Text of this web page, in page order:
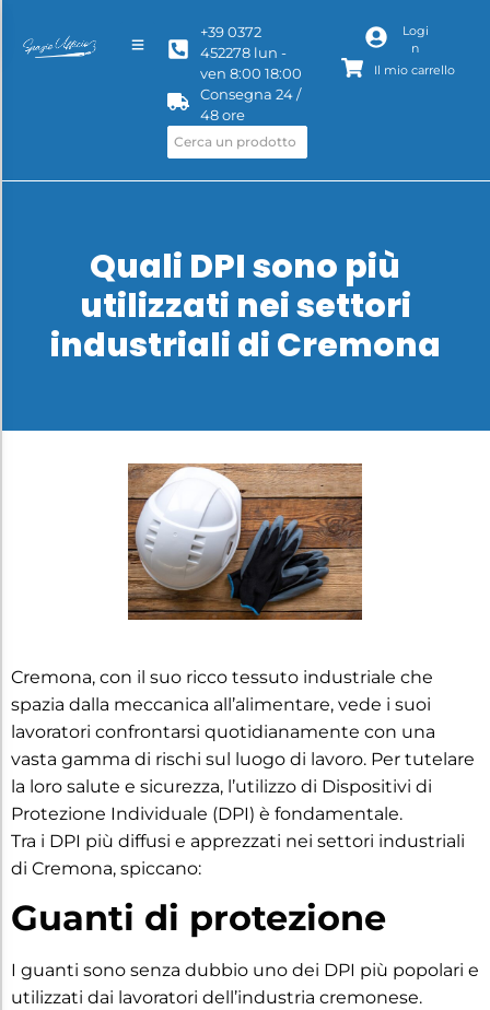
+39 0372
452278 lun -
ven 8:00 18:00
Consegna 24 /
48 ore
Logi
n
Il mio carrello
Quali DPI sono più
utilizzati nei settori
industriali di Cremona
Cremona, con il suo ricco tessuto industriale che
spazia dalla meccanica all’alimentare, vede i suoi
lavoratori confrontarsi quotidianamente con una
vasta gamma di rischi sul luogo di lavoro. Per tutelare
la loro salute e sicurezza, l’utilizzo di Dispositivi di
Protezione Individuale (DPI) è fondamentale.
Tra i DPI più diffusi e apprezzati nei settori industriali
di Cremona, spiccano:
Guanti di protezione
I guanti sono senza dubbio uno dei DPI più popolari e
utilizzati dai lavoratori dell’industria cremonese.